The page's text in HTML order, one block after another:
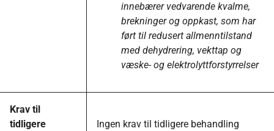
innebærer vedvarende kvalme,
brekninger og oppkast, som har
ført til redusert allmenntilstand
med dehydrering, vekttap og
væske- og elektrolyttforstyrrelser
Krav til
tidligere
Ingen krav til tidligere behandling